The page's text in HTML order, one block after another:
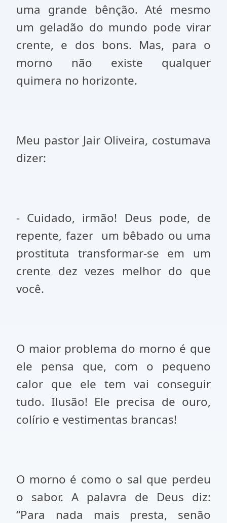
uma grande bênção. Até mesmo
um geladão do mundo pode virar
crente, e dos bons. Mas, para o
morno não existe qualquer
quimera no horizonte.
Meu pastor Jair Oliveira, costumava
dizer:
- Cuidado, irmão! Deus pode, de
repente, fazer um bêbado ou uma
prostituta transformar-se em um
crente dez vezes melhor do que
você.
O maior problema do morno é que
ele pensa que, com o pequeno
calor que ele tem vai conseguir
tudo. Ilusão! Ele precisa de ouro,
colírio e vestimentas brancas!
O morno é como o sal que perdeu
o sabor. A palavra de Deus diz:
“Para nada mais presta, senão